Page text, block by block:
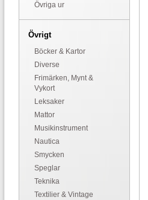
Övriga ur
Övrigt
Böcker & Kartor
Diverse
Frimärken, Mynt &
Vykort
Leksaker
Mattor
Musikinstrument
Nautica
Smycken
Speglar
Teknika
Textilier & Vintage